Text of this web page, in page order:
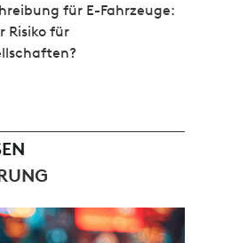
für E-Fahrzeuge:
Risiko für